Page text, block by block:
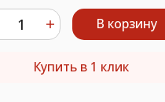
В корзину
Купить в 1 клик